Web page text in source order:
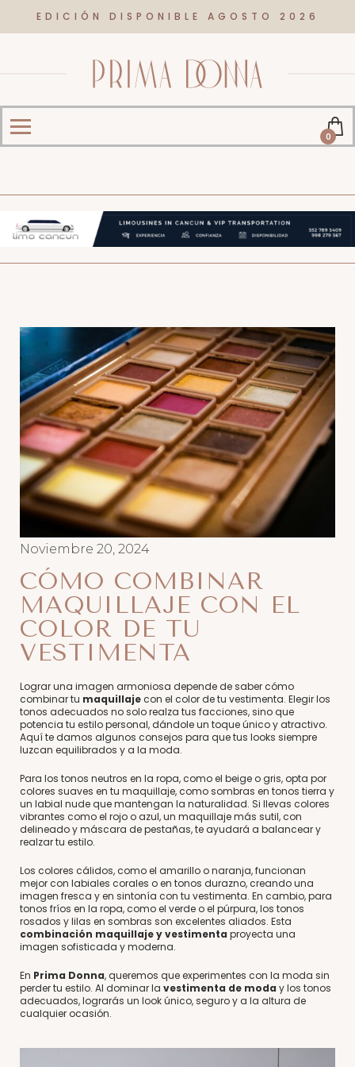
EDICIÓN DISPONIBLE AGOSTO 2026
0
Noviembre 20, 2024
CÓMO COMBINAR
MAQUILLAJE CON EL
COLOR DE TU
VESTIMENTA
Lograr una imagen armoniosa depende de saber cómo
combinar tu maquillajecon el color de tu vestimenta. Elegir los
tonos adecuados no solo realza tus facciones, sino que
potencia tu estilo personal, dándole un toque único y atractivo.
Aquí te damos algunos consejos para que tus looks siempre
luzcan equilibrados y a la moda.
Para los tonos neutros en la ropa, como el beige o gris, opta por
colores suaves en tu maquillaje, como sombras en tonos tierra y
un labial nude que mantengan la naturalidad. Si llevas colores
vibrantes como el rojo o azul, un maquillaje más sutil, con
delineado y máscara de pestañas, te ayudará a balancear y
realzar tu estilo.
Los colores cálidos, como el amarillo o naranja, funcionan
mejor con labiales corales o en tonos durazno, creando una
imagen fresca y en sintonía con tu vestimenta. En cambio, para
tonos fríos en la ropa, como el verde o el púrpura, los tonos
rosados y lilas en sombras son excelentes aliados. Esta
combinación maquillaje y vestimenta proyecta una
imagen sofisticada y moderna.
En Prima Donna, queremos que experimentes con la moda sin
perder tu estilo. Al dominar la vestimenta de moda y los tonos
adecuados, lograrás un look único, seguro y a la altura de
cualquier ocasión.